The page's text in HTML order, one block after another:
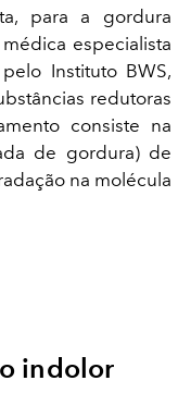
para a gordura
especialista
Instituto BWS,
redutoras
consiste na
de gordura) de
na molécula
indolor